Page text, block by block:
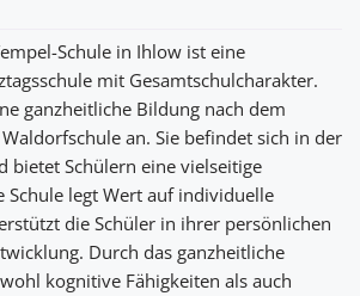
Schule in Ihlow ist eine
mit Gesamtschulcharakter.
ganzheitliche Bildung nach dem
an. Sie befindet sich in der
bietet Schülern eine vielseitige
Schule legt Wert auf individuelle
die Schüler in ihrer persönlichen
Durch das ganzheitliche
kognitive Fähigkeiten als auch